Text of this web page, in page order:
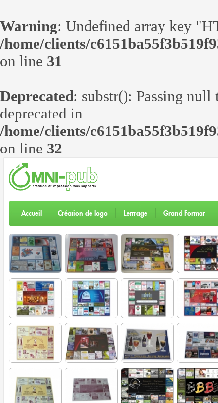
Warning: Undefined array key
/home/clients/
on line 31
Deprecated: substr(): Passing
deprecated in
/home/clients/
on line 32
Accueil Création de logo Lettrage Grand Format